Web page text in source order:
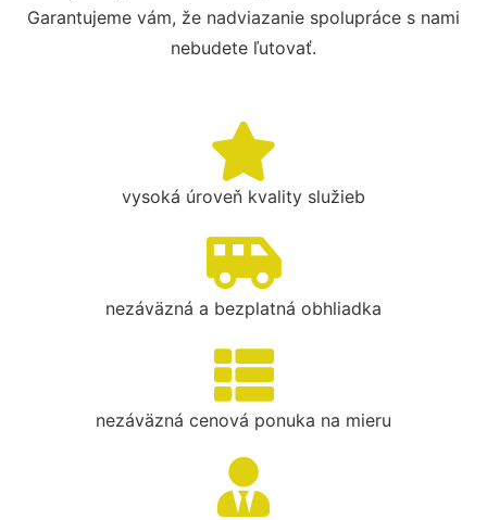
Garantujeme vám, že nadviazanie spolupráce s nami
nebudete ľutovať.
vysoká úroveň kvality služieb
nezáväzná a bezplatná obhliadka
nezáväzná cenová ponuka na mieru